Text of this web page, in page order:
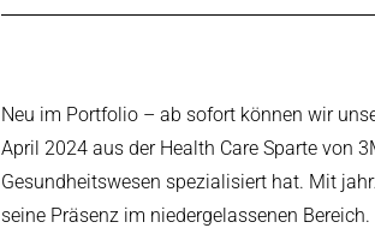
Neu im Portfolio – ab sofort können wir
April 2024 aus der Health Care Sparte von
Gesundheitswesen spezialisiert hat. Mit
seine Präsenz im niedergelassenen Bereich.